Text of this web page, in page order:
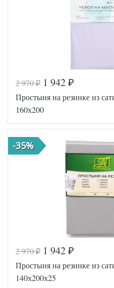
Код товара
516-745
Артикул
AL460704
Ткань
Размер
простыни
140х200
резинке)
Производитель
АльВиТек
(Россия)
Код товара
576-624
Артикул
AL200092
Ткань
2 970₽ 1 942 ₽
Простыня на резинке из
160х200
-35%
2 970₽ 1 942 ₽
Простыня на резинке из
140х200х25